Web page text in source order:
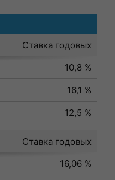
Ставка годовых
10,8 %
16,1 %
12,5 %
Ставка годовых
16,06 %